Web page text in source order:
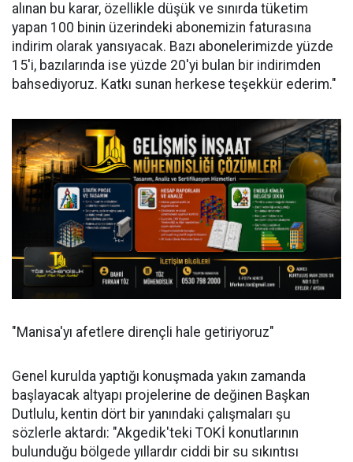
alınan bu karar, özellikle düşük ve sınırda tüketim
yapan 100 binin üzerindeki abonemizin faturasına
indirim olarak yansıyacak. Bazı abonelerimizde yüzde
15'i, bazılarında ise yüzde 20'yi bulan bir indirimden
bahsediyoruz. Katkı sunan herkese teşekkür ederim."
"Manisa'yı afetlere dirençli hale getiriyoruz"
Genel kurulda yaptığı konuşmada yakın zamanda
başlayacak altyapı projelerine de değinen Başkan
Dutlulu, kentin dört bir yanındaki çalışmaları şu
sözlerle aktardı: "Akgedik'teki TOKİ konutlarının
bulunduğu bölgede yıllardır ciddi bir su sıkıntısı